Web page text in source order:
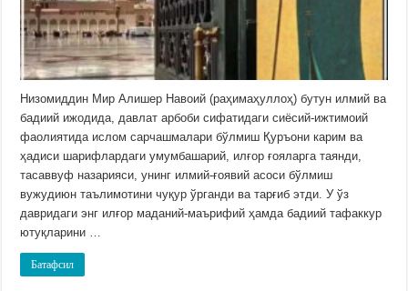
Низомиддин Мир Алишер Навоий (раҳимаҳуллоҳ) бутун илмий ва
бадиий ижодида, давлат арбоби сифатидаги сиёсий-ижтимоий
фаолиятида ислом сарчашмалари бўлмиш Қуръони карим ва
ҳадиси шарифлардаги умумбашарий, илғор ғоя­ларга таянди,
тасаввуф назарияси, унинг илмий-ғоявий асоси бўлмиш
вужудиюн таълимотини чуқур ўрганди ва тарғиб этди. У ўз
давридаги энг илғор маданий-маърифий ҳамда бадиий тафаккур
ютуқларини …
Батафсил